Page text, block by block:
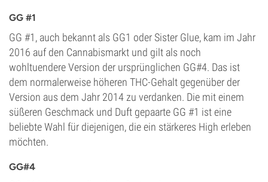
GG #1
GG #1, auch bekannt als GG1 oder Sister Glue, kam im Jahr
2016 auf den Cannabismarkt und gilt als noch
wohltuendere Version der ursprünglichen GG#4. Das ist
dem normalerweise höheren THC-Gehalt gegenüber der
Version aus dem Jahr 2014 zu verdanken. Die mit einem
süßeren Geschmack und Duft gepaarte GG #1 ist eine
beliebte Wahl für diejenigen, die ein stärkeres High erleben
möchten.
GG#4